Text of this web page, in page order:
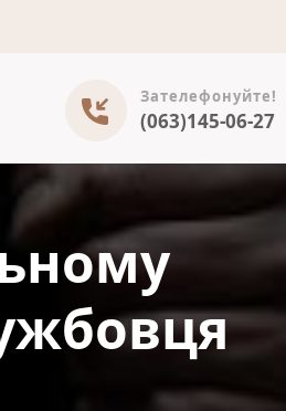
Зателефонуйте!
(063)145-06-27